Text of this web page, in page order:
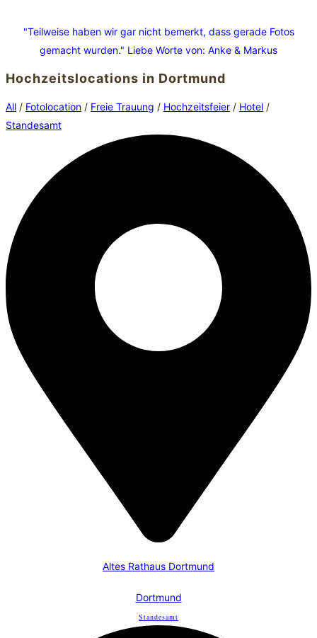
"Teilweise haben wir gar nicht bemerkt, dass gerade Fotos
gemacht wurden." Liebe Worte von: Anke & Markus
Hochzeitslocations in Dortmund
All / Fotolocation / Freie Trauung / Hochzeitsfeier / Hotel /
Standesamt
Altes Rathaus Dortmund
Dortmund
Standesamt